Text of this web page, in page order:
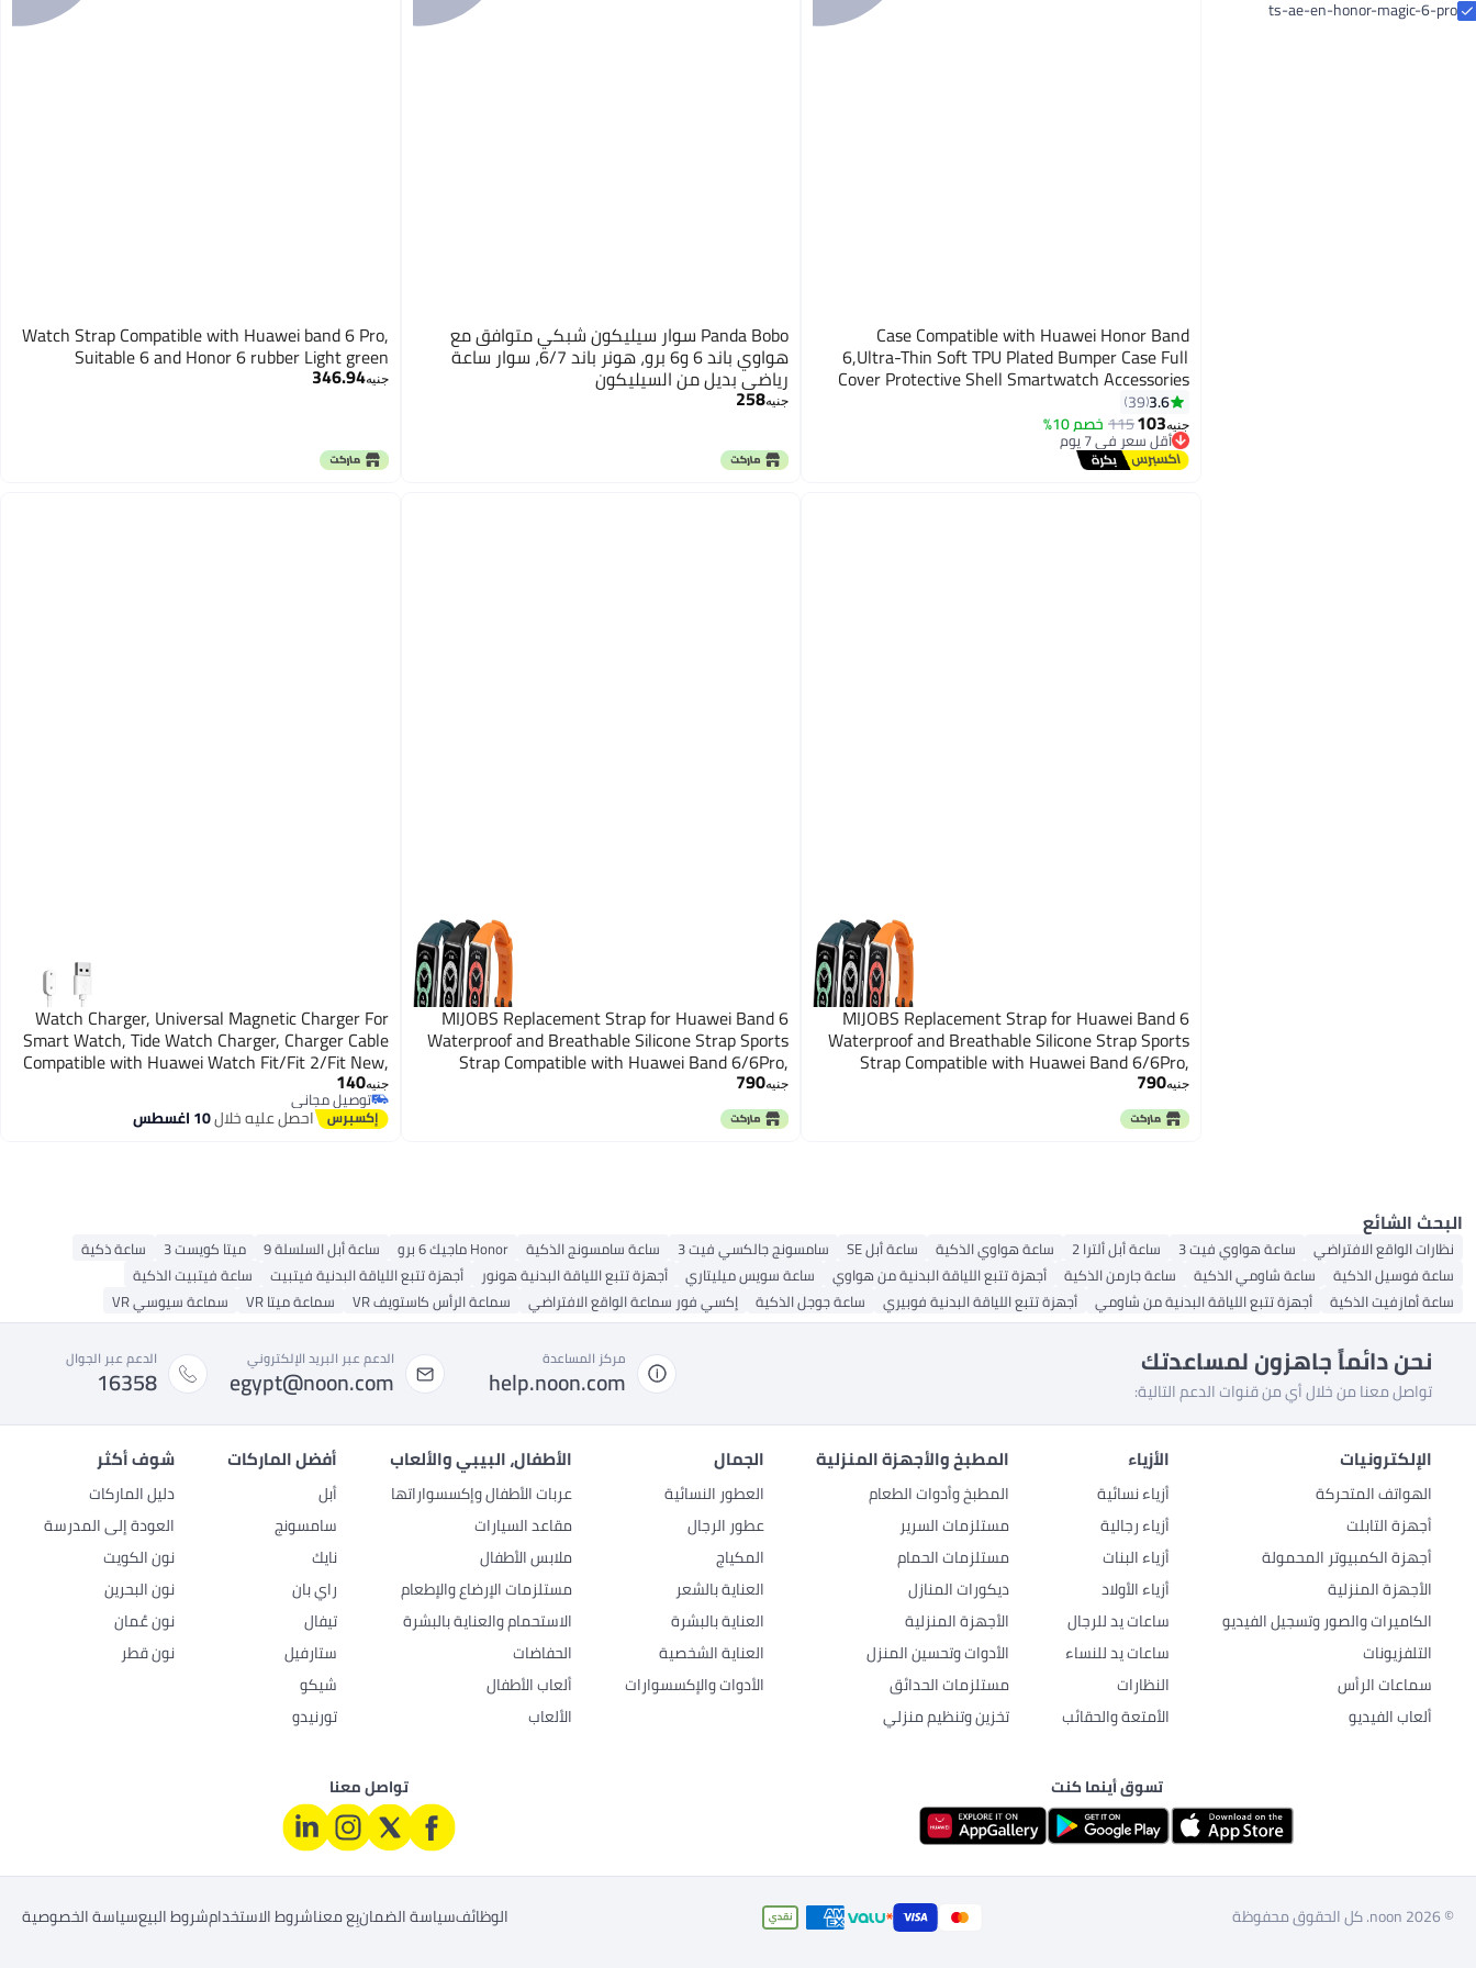
ياك ستور
ام اتش ام للتجارة الألكترونية
ts-ae-en-honor-magic-6-pro
Case Compatible with Huawei Honor Band
6,Ultra-Thin Soft TPU Plated Bumper Case Full
Cover Protective Shell Smartwatch Accessories
for Huawei Honor Band 6 (Black)
3.6
39
جنيه103
115 خصم 10%
أقل سعر في 7 يوم
توصيل مجاني
أقل سعر في 7 يوم
Panda Bobo سوار سيليكون شبكي متوافق مع
هواوي باند 6 و6 برو، هونر باند 6/7، سوار ساعة
رياضي بديل من السيليكون
جنيه258
Watch Strap Compatible with Huawei band 6 Pro,
Suitable 6 and Honor 6 rubber Light green
جنيه346.94
MIJOBS Replacement Strap for Huawei Band 6
Waterproof and Breathable Silicone Strap Sports
Strap Compatible with Huawei Band 6/6Pro,
Honor Band 6
جنيه790
MIJOBS Replacement Strap for Huawei Band 6
Waterproof and Breathable Silicone Strap Sports
Strap Compatible with Huawei Band 6/6Pro,
Honor Band 6
جنيه790
Watch Charger, Universal Magnetic Charger For
Smart Watch, Tide Watch Charger, Charger Cable
Compatible with Huawei Watch Fit/Fit 2/Fit New,
Huawei 7/6/6 Pro, Honor 6/Watch ES
جنيه140
توصيل مجاني
توصيل مجانياحصل عليه خلال10 اغسطس
البحث الشائع
نظارات الواقع الافتراضي ساعة هواوي فيت 3 ساعة أبل ألترا 2 ساعة هواوي الذكية ساعة أبل SE سامسونج جالكسي فيت 3 ساعة سامسونج الذكية Honor ماجيك 6 برو ساعة أبل السلسلة 9 ميتا كويست 3
ساعة ذكية
ساعة فوسيل الذكية
ساعة شاومي الذكية ساعة جارمن الذكية أجهزة تتبع اللياقة البدنية من هواوي ساعة سويس ميليتاري أجهزة تتبع اللياقة البدنية هونور أجهزة تتبع اللياقة البدنية فيتبيت
ساعة فيتبيت الذكية
ساعة أمازفيت الذكية
أجهزة تتبع اللياقة البدنية من شاومي أجهزة تتبع اللياقة البدنية فوبيري ساعة جوجل الذكية إكسي فور سماعة الواقع الافتراضي سماعة الرأس كاستويف VR سماعة ميتا VR سماعة سيوسي VR
نحن دائماً جاهزون لمساعدتك
تواصل معنا من خلال أي من قنوات الدعم التالية:
مركز المساعدة
help.noon.com
الدعم عبر البريد الإلكتروني
egypt@noon.com
الدعم عبر الجوال
16358
الإلكترونيات
الهواتف المتحركة
أجهزة التابلت
أجهزة الكمبيوتر المحمولة
الأجهزة المنزلية
الكاميرات والصور وتسجيل الفيديو
التلفزيونات
سماعات الرأس
ألعاب الفيديو
الأزياء
أزياء نسائية
أزياء رجالية
أزياء البنات
أزياء الأولاد
ساعات يد للرجال
ساعات يد للنساء
النظارات
الأمتعة والحقائب
المطبخ والأجهزة المنزلية
المطبخ وأدوات الطعام
مستلزمات السرير
مستلزمات الحمام
ديكورات المنازل
الأجهزة المنزلية
الأدوات وتحسين المنزل
مستلزمات الحدائق
تخزين وتنظيم منزلي
الجمال
العطور النسائية
عطور الرجال
المكياج
العناية بالشعر
العناية بالبشرة
العناية الشخصية
الأدوات والإكسسوارات
الأطفال، البيبي والألعاب
عربات الأطفال وإكسسواراتها
مقاعد السيارات
ملابس الأطفال
مستلزمات الإرضاع والإطعام
الاستحمام والعناية بالبشرة
الحفاضات
ألعاب الأطفال
الألعاب
أفضل الماركات
أبل
سامسونج
نايك
راي بان
تيفال
ستارفيل
شيكو
تورنيدو
شوف أكثر
دليل الماركات
العودة إلى المدرسة
نون الكويت
نون البحرين
نون عُمان
نون قطر
تسوق أينما كنت تواصل معنا
© 2026 noon. كل الحقوق محفوظة الوظائفسياسة الضمانبِع معناشروط الاستخدامشروط البيعسياسة الخصوصية